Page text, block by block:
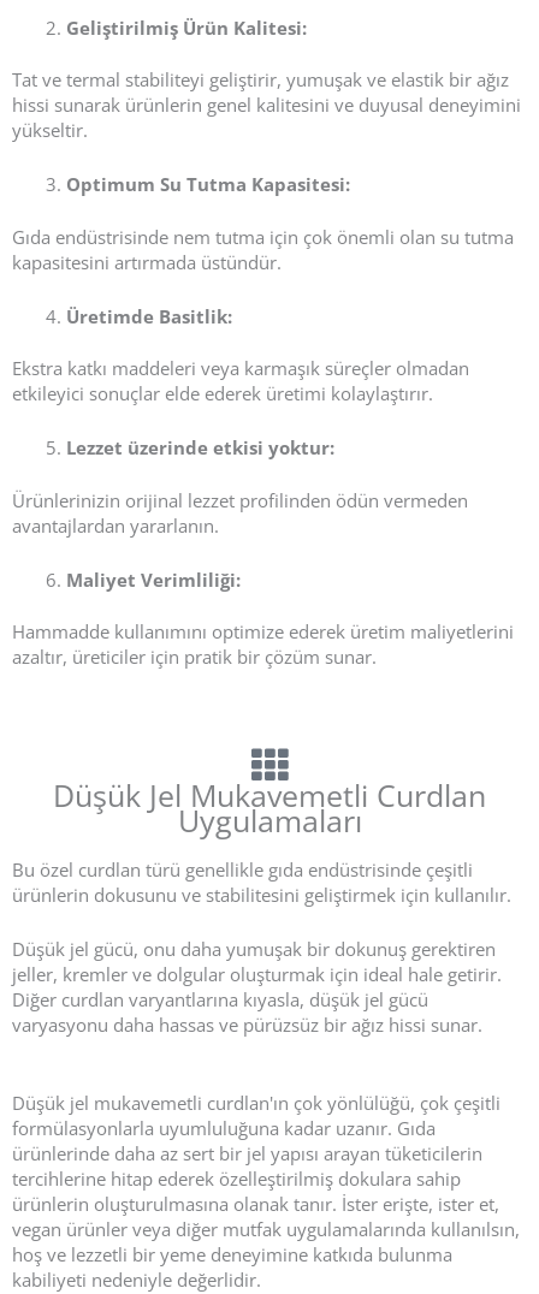
Geliştirilmiş Ürün Kalitesi:
Tat ve termal stabiliteyi geliştirir, yumuşak ve elastik bir ağız
hissi sunarak ürünlerin genel kalitesini ve duyusal deneyimini
yükseltir.
Optimum Su Tutma Kapasitesi:
Gıda endüstrisinde nem tutma için çok önemli olan su tutma
kapasitesini artırmada üstündür.
Üretimde Basitlik:
Ekstra katkı maddeleri veya karmaşık süreçler olmadan
etkileyici sonuçlar elde ederek üretimi kolaylaştırır.
Lezzet üzerinde etkisi yoktur:
Ürünlerinizin orijinal lezzet profilinden ödün vermeden
avantajlardan yararlanın.
Maliyet Verimliliği:
Hammadde kullanımını optimize ederek üretim maliyetlerini
azaltır, üreticiler için pratik bir çözüm sunar.
Düşük Jel Mukavemetli Curdlan
Uygulamaları
Bu özel curdlan türü genellikle gıda endüstrisinde çeşitli
ürünlerin dokusunu ve stabilitesini geliştirmek için kullanılır.
Düşük jel gücü, onu daha yumuşak bir dokunuş gerektiren
jeller, kremler ve dolgular oluşturmak için ideal hale getirir.
Diğer curdlan varyantlarına kıyasla, düşük jel gücü
varyasyonu daha hassas ve pürüzsüz bir ağız hissi sunar.
Düşük jel mukavemetli curdlan'ın çok yönlülüğü, çok çeşitli
formülasyonlarla uyumluluğuna kadar uzanır. Gıda
ürünlerinde daha az sert bir jel yapısı arayan tüketicilerin
tercihlerine hitap ederek özelleştirilmiş dokulara sahip
ürünlerin oluşturulmasına olanak tanır. İster erişte, ister et,
vegan ürünler veya diğer mutfak uygulamalarında kullanılsın,
hoş ve lezzetli bir yeme deneyimine katkıda bulunma
kabiliyeti nedeniyle değerlidir.